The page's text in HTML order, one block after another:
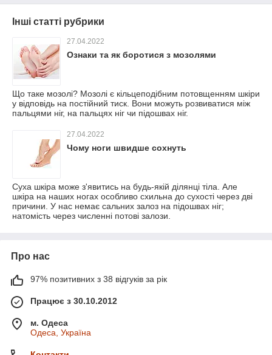
Інші статті рубрики
27.04.2022
Ознаки та як боротися з мозолями
Що таке мозолі? Мозолі є кільцеподібним потовщенням шкіри
у відповідь на постійний тиск. Вони можуть розвиватися між
пальцями ніг, на пальцях ніг чи підошвах ніг.
27.04.2022
Чому ноги швидше сохнуть
Суха шкіра може з'явитись на будь-якій ділянці тіла. Але
шкіра на наших ногах особливо схильна до сухості через дві
причини. У нас немає сальних залоз на підошвах ніг;
натомість через численні потові залози.
Про нас
97% позитивних з 38 відгуків за рік
Працює з 30.10.2012
м. Одеса
Одеса, Україна